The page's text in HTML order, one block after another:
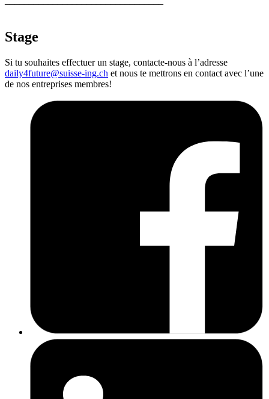
Stage
Si tu souhaites effectuer un stage, contacte-nous à l’adresse
daily4future@suisse-ing.ch et nous te mettrons en contact avec l’une
de nos entreprises membres!